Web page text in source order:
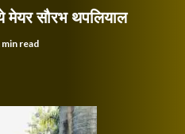
सौरभ थपलियाल
min read